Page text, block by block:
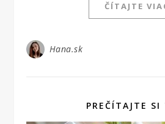
ČÍTAJTE
Hana.sk
PREČÍTAJTE SI